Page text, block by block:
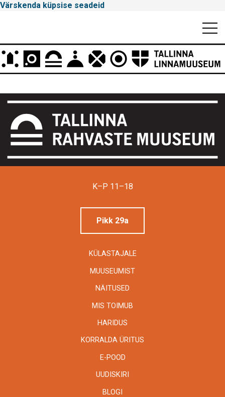
Värskenda küpsise seadeid
Peamenüü
K–P 11–18
Pikk 29a
KÜLASTAJALE
MUUSEUMIST
NÄITUSED
MIS TOIMUB
HARIDUS
KORRALDA ÜRITUS
E-POOD
UUDISKIRI
BLOGI